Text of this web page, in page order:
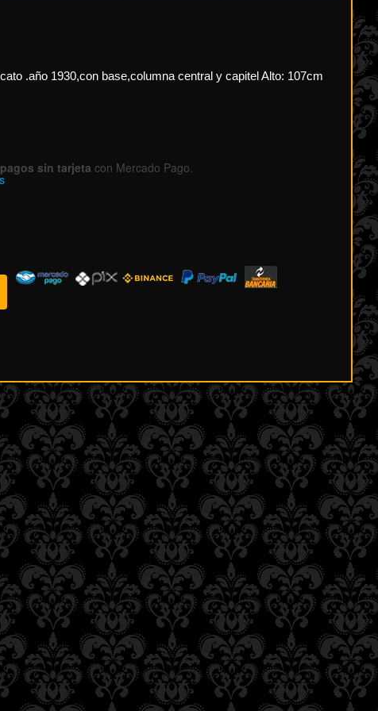
.año 1930,con base,columna central y capitel Alto: 107cm
sin tarjeta con Mercado Pago.